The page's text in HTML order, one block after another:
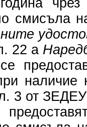
смисъла
22 а
наличие
3 от